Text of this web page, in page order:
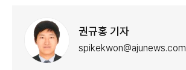
권규홍 기자
spikekwon@ajunews.com